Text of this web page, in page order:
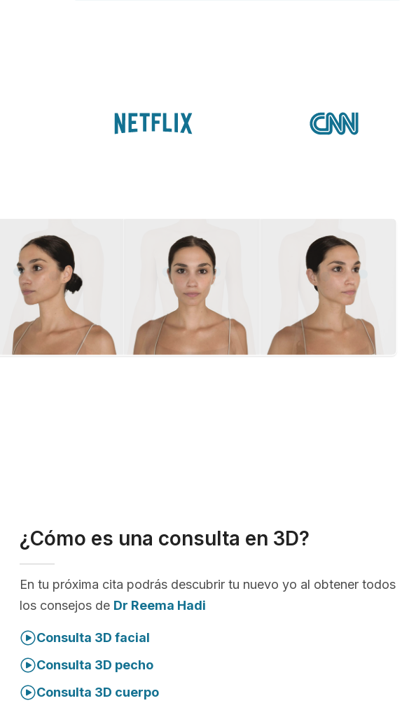
¿Cómo es una consulta en 3D?
En tu próxima cita podrás descubrir tu nuevo yo al obtener todos
los consejos de Dr Reema Hadi
Consulta 3D facial
Consulta 3D pecho
Consulta 3D cuerpo